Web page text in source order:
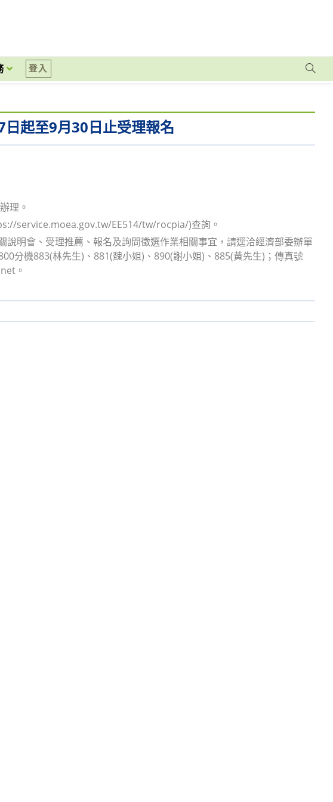
登入
起至9月30日止受理報名
理。
service.moea.gov.tw/EE514/tw/rocpia/)查詢。
明會、受理推薦、報名及詢問徵選作業相關事宜，請逕洽經濟部委辦單
分機883(林先生)、881(魏小姐)、890(謝小姐)、885(黃先生)；傳真號
。